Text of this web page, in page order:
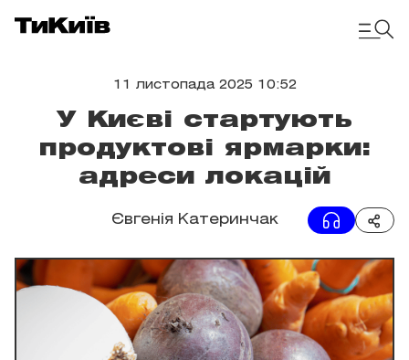
11 листопада 2025 10:52
У Києві стартують
продуктові ярмарки:
адреси локацій
Євгенія Катеринчак